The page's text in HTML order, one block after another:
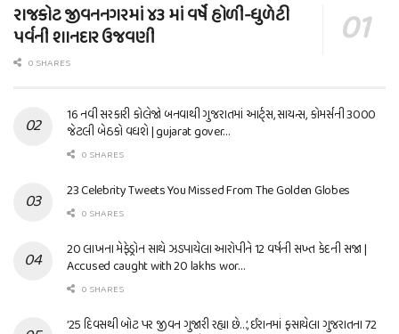
રાજકોટ જીવનનગરમાં ૪૩ માં વર્ષે હોળી-ધુળેટી
પર્વની શાનદાર ઉજવણી
0 SHARES
16 નવી સરકારી કોલેજો બનવાથી ગુજરાતમાં આર્ટ્સ, સાયન્સ, કોમર્સની 3000
જેટલી બેઠકો વધશે | gujarat gover…
0 SHARES
23 Celebrity Tweets You Missed From The Golden Globes
0 SHARES
20 લાખના મેફેડ્રોન સાથે ઝડપાયેલા આરોપીને 12 વર્ષની સખ્ત કેદની સજા |
Accused caught with 20 lakhs wor…
0 SHARES
’25 દિવસથી બોટ પર જીવન ગુજારી રહ્યા છે…’, ઈરાનમાં ફસાયેલા ગુજરાતના 72